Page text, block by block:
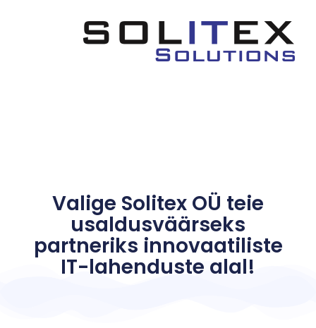
Valige Solitex OÜ teie
usaldusväärseks
partneriks innovaatiliste
IT-lahenduste alal!